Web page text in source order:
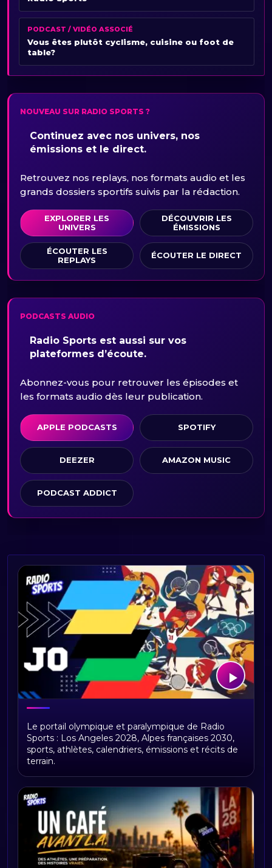
PODCAST / VIDÉO ASSOCIÉ
Vous êtes plutôt cyclisme, cuisine ou foot de
table?
NOUVEAU SUR RADIO SPORTS ?
Continuez avec nos univers, nos
émissions et le direct.
Retrouvez nos replays, nos formats audio et les
grands dossiers sportifs suivis par la rédaction.
EXPLORER LES
UNIVERS
DÉCOUVRIR LES
ÉMISSIONS
ÉCOUTER LES
REPLAYS
ÉCOUTER LE DIRECT
PODCASTS AUDIO
Radio Sports est aussi sur vos
plateformes d’écoute.
Abonnez-vous pour retrouver les épisodes et
les formats audio dès leur publication.
APPLE PODCASTS SPOTIFY
DEEZER AMAZON MUSIC
PODCAST ADDICT
Radio JO : direction Los Angeles 2028
Le portail olympique et paralympique de Radio
Sports : Los Angeles 2028, Alpes françaises 2030,
sports, athlètes, calendriers, émissions et récits de
terrain.